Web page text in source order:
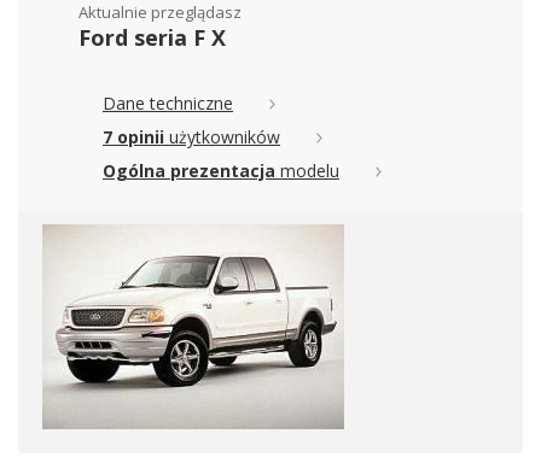
Aktualnie przeglądasz
Ford seria F X
Dane techniczne
7 opinii użytkowników
Ogólna prezentacja modelu